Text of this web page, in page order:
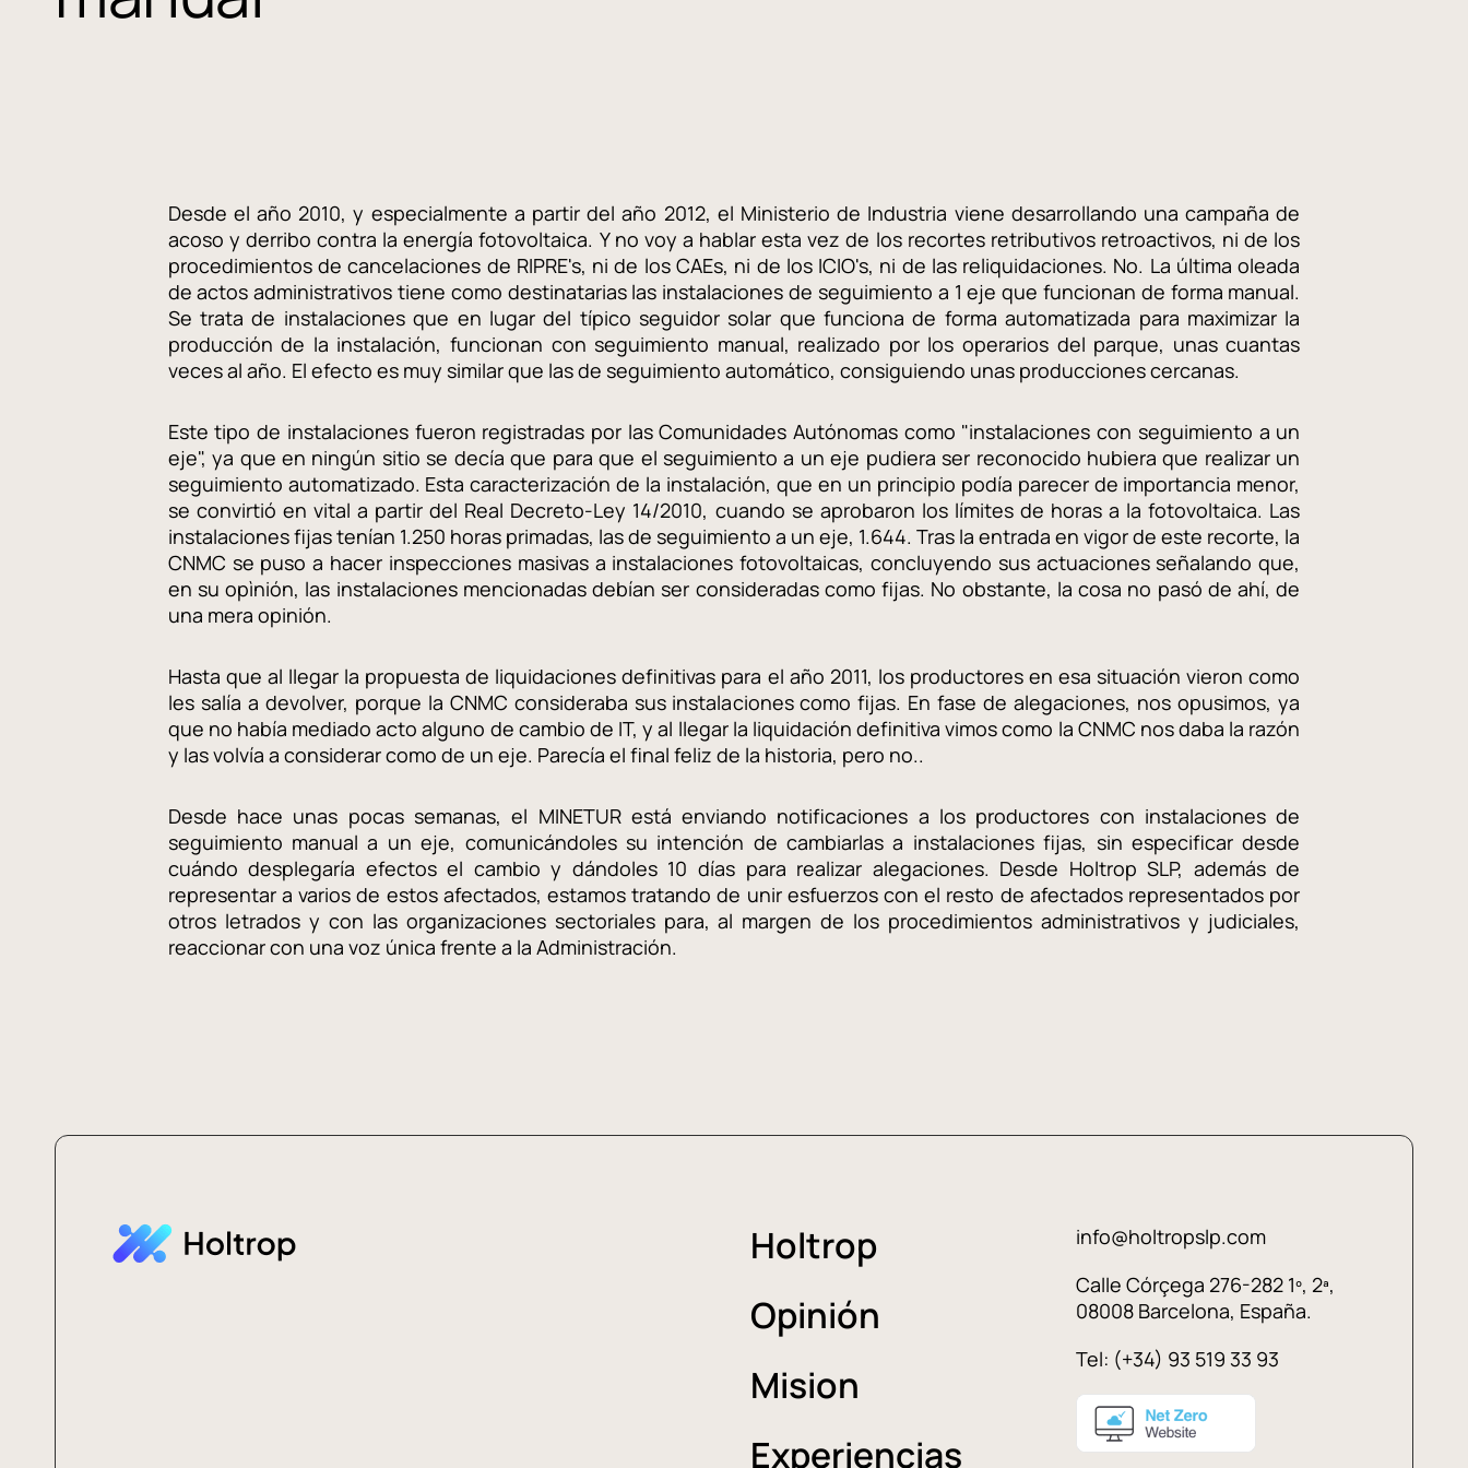
Desde el año 2010, y especialmente a partir del año 2012, el Ministerio de Industria viene desarrollando una campaña de
acoso y derribo contra la energía fotovoltaica. Y no voy a hablar esta vez de los recortes retributivos retroactivos, ni de los
procedimientos de cancelaciones de RIPRE's, ni de los CAEs, ni de los ICIO's, ni de las reliquidaciones. No. La última oleada
de actos administrativos tiene como destinatarias las instalaciones de seguimiento a 1 eje que funcionan de forma manual.
Se trata de instalaciones que en lugar del típico seguidor solar que funciona de forma automatizada para maximizar la
producción de la instalación, funcionan con seguimiento manual, realizado por los operarios del parque, unas cuantas
veces al año. El efecto es muy similar que las de seguimiento automático, consiguiendo unas producciones cercanas.
Este tipo de instalaciones fueron registradas por las Comunidades Autónomas como "instalaciones con seguimiento a un
eje", ya que en ningún sitio se decía que para que el seguimiento a un eje pudiera ser reconocido hubiera que realizar un
seguimiento automatizado. Esta caracterización de la instalación, que en un principio podía parecer de importancia menor,
se convirtió en vital a partir del Real Decreto-Ley 14/2010, cuando se aprobaron los límites de horas a la fotovoltaica. Las
instalaciones fijas tenían 1.250 horas primadas, las de seguimiento a un eje, 1.644. Tras la entrada en vigor de este recorte, la
CNMC se puso a hacer inspecciones masivas a instalaciones fotovoltaicas, concluyendo sus actuaciones señalando que,
en su opìnión, las instalaciones mencionadas debían ser consideradas como fijas. No obstante, la cosa no pasó de ahí, de
una mera opinión.
Hasta que al llegar la propuesta de liquidaciones definitivas para el año 2011, los productores en esa situación vieron como
les salía a devolver, porque la CNMC consideraba sus instalaciones como fijas. En fase de alegaciones, nos opusimos, ya
que no había mediado acto alguno de cambio de IT, y al llegar la liquidación definitiva vimos como la CNMC nos daba la razón
y las volvía a considerar como de un eje. Parecía el final feliz de la historia, pero no..
Desde hace unas pocas semanas, el MINETUR está enviando notificaciones a los productores con instalaciones de
seguimiento manual a un eje, comunicándoles su intención de cambiarlas a instalaciones fijas, sin especificar desde
cuándo desplegaría efectos el cambio y dándoles 10 días para realizar alegaciones. Desde Holtrop SLP, además de
representar a varios de estos afectados, estamos tratando de unir esfuerzos con el resto de afectados representados por
otros letrados y con las organizaciones sectoriales para, al margen de los procedimientos administrativos y judiciales,
reaccionar con una voz única frente a la Administración.
Holtrop
Opinión
Mision
Experiencias
info@holtropslp.com
Calle Córçega 276-282 1º, 2ª,
08008 Barcelona, España.
Tel: (+34) 93 519 33 93